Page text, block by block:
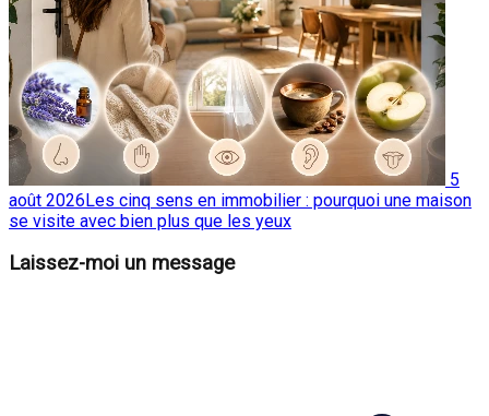
5
août 2026Les cinq sens en immobilier : pourquoi une maison
se visite avec bien plus que les yeux
Laissez-moi un message